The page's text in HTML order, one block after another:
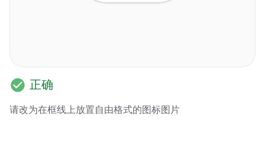
check_circle 正确
请改为在框线上放置自由格式的图标图片